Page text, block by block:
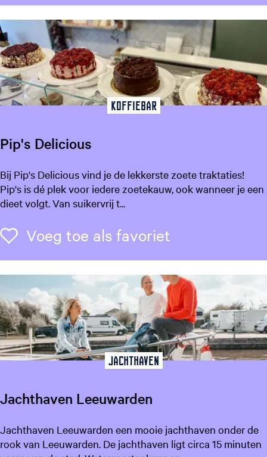
d
e
S
p
o
e
k
Pip's Delicious
P
i
p
s
D
e
l
c
i
o
u
s
Bij Pip's Delicious vind je de lekkerste zoete traktaties!
Pip's is dé plek voor iedere zoetekauw, ook wanneer je een
dieet volgt. Van suikervrij t...
Koffiebar
Voeg toe als favoriet
Jachthaven Leeuwarden
J
a
Jachthaven Leeuwarden een mooie jachthaven onder de
rook van Leeuwarden. De jachthaven ligt circa 15 minuten
Jachthaven